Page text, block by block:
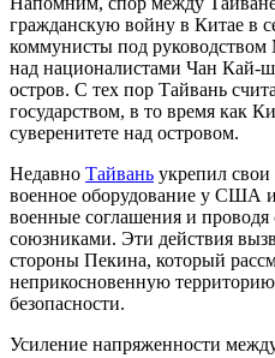
гражданскую войну в Китае в
коммунисты под
над националистами Чан Кай-
остров. С тех пор Тайвань
государством, в то время как
суверенитете над островом.
Недавно Тайвань укрепил
военное оборудование у США
военные соглашения и проводя
союзниками. Эти действия
стороны Пекина, который
неприкосновенную
безопасности.
Усиление напряженности